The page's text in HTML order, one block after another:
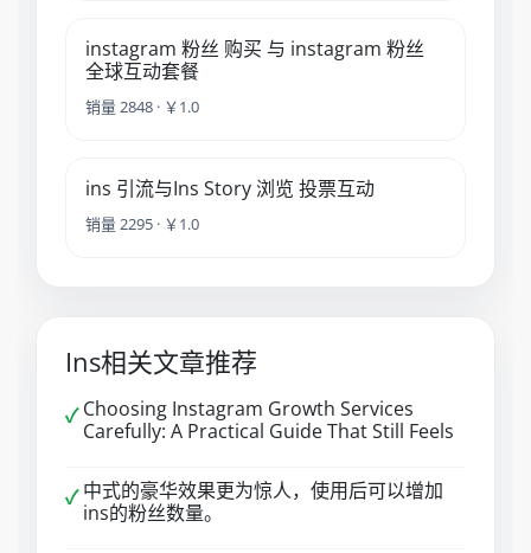
instagram 粉丝 购买 与 instagram 粉丝
全球互动套餐
销量 2848 · ￥1.0
ins 引流与Ins Story 浏览 投票互动
销量 2295 · ￥1.0
Ins相关文章推荐
✓ Choosing Instagram Growth Services
Carefully: A Practical Guide That Still Feels
✓ 中式的豪华效果更为惊人，使用后可以增加
ins的粉丝数量。